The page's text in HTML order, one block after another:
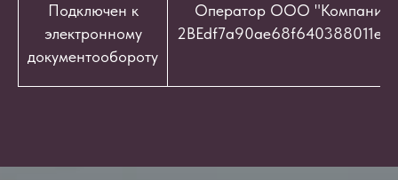
Подключен к
электронному
документообороту
Оператор ООО "Компания